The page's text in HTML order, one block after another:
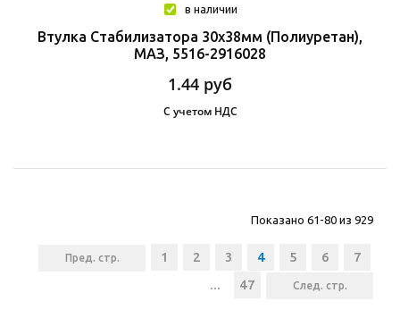
в наличии
Втулка Стабилизатора 30х38мм (полиуретан),
МАЗ, 5516-2916028
1.44 руб
С учетом НДС
Показано 61-80 из 929
Пред. стр. 1 2 3 4 5 6
7
...
47 След. стр.